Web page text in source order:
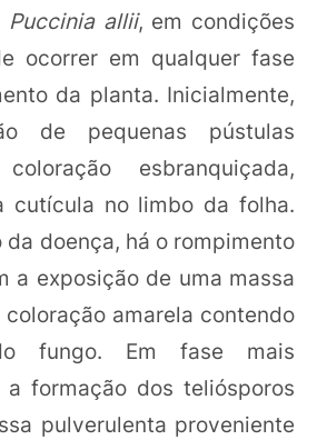
Puccinia allii, em condições
ocorrer em qualquer fase
da planta. Inicialmente,
de pequenas pústulas
esbranquiçada,
cutícula no limbo da folha.
da doença, há o rompimento
a exposição de uma massa
amarela contendo
fungo. Em fase mais
a formação dos teliósporos
pulverulenta proveniente